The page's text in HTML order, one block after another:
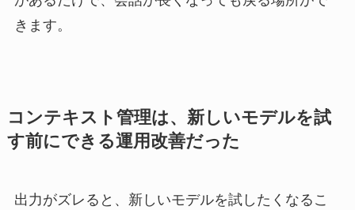
きます。
コンテキスト管理は、新しいモデルを試
す前にできる運用改善だった
出力がズレると、新しいモデルを試したくなるこ